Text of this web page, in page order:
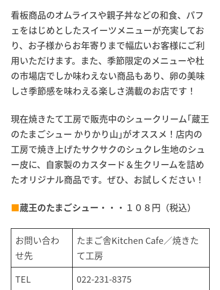
看板商品のオムライスや親子丼などの和食、パフ
ェをはじめとしたスイーツメニューが充実してお
り、お子様からお年寄りまで幅広いお客様にご利
用いただけます。また、季節限定のメニューや杜
の市場店でしか味わえない商品もあり、卵の美味
しさ季節感を味わえる楽しさ満載のお店です！
現在焼きたて工房で販売中のシュークリーム｢蔵王
のたまごシュー かりかり山｣がオススメ！店内の
工房で焼き上げたサクサクのシュクレ生地のシュ
ー皮に、自家製のカスタード＆生クリームを詰め
たオリジナル商品です。ぜひ、お試しください！
■蔵王のたまごシュー ・・・１０８円（税込）
お問い合わ
せ先
たまご舎Kitchen Cafe／焼きた
て工房
TEL
022-231-8375